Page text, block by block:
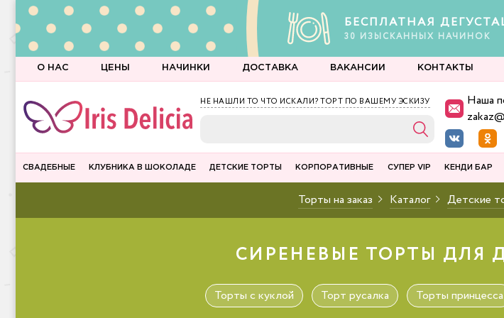
БЕСПЛАТНАЯ
30 ИЗЫСКАННЫХ НАЧИНОК
О НАС ЦЕНЫ НАЧИНКИ ДОСТАВКА ВАКАНСИИ КОНТАКТЫ
НЕ НАШЛИ ТО ЧТО ИСКАЛИ? ТОРТ ПО ВАШЕМУ ЭСКИЗУ
Наша
СВАДЕБНЫЕ КЛУБНИКА В ШОКОЛАДЕ ДЕТСКИЕ ТОРТЫ КОРПОРАТИВНЫЕ СУПЕР VIP КЕНДИ БАР
Торты на заказ Каталог Детские
СИРЕНЕВЫЕ ТОРТЫ ДЛЯ
Торты с куклой Торт русалка Торты принцесса